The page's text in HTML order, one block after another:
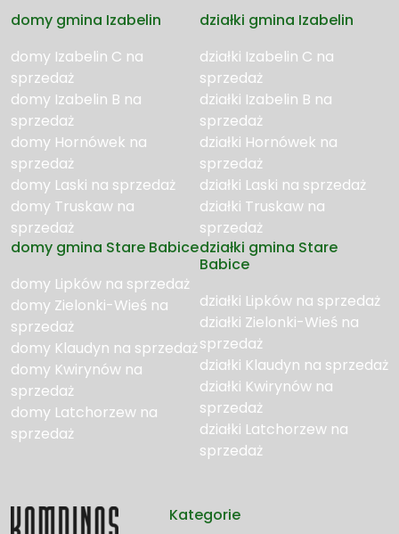
domy gmina Izabelin
domy Izabelin C na
sprzedaż
domy Izabelin B na
sprzedaż
domy Hornówek na
sprzedaż
domy Laski na sprzedaż
domy Truskaw na
sprzedaż
działki gmina Izabelin
działki Izabelin C na
sprzedaż
działki Izabelin B na
sprzedaż
działki Hornówek na
sprzedaż
działki Laski na sprzedaż
działki Truskaw na
sprzedaż
domy gmina Stare Babice
domy Lipków na sprzedaż
domy Zielonki-Wieś na
sprzedaż
domy Klaudyn na sprzedaż
domy Kwirynów na
sprzedaż
domy Latchorzew na
sprzedaż
działki gmina Stare
Babice
działki Lipków na sprzedaż
działki Zielonki-Wieś na
sprzedaż
działki Klaudyn na sprzedaż
działki Kwirynów na
sprzedaż
działki Latchorzew na
sprzedaż
Kategorie